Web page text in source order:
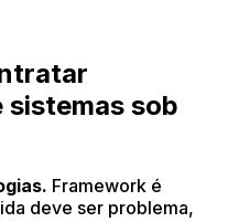
sob
Framework é
deve ser problema,